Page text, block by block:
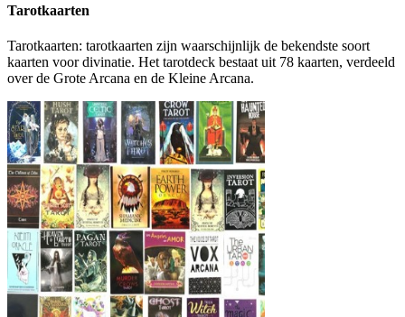
Tarotkaarten
Tarotkaarten: tarotkaarten zijn waarschijnlijk de bekendste soort
kaarten voor divinatie. Het tarotdeck bestaat uit 78 kaarten, verdeeld
over de Grote Arcana en de Kleine Arcana.